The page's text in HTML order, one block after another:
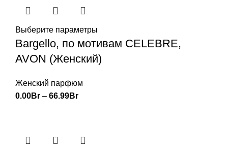
Выберите параметры
Bargello, по мотивам CELEBRE,
AVON (Женский)
Женский парфюм
0.00Br – 66.99Br